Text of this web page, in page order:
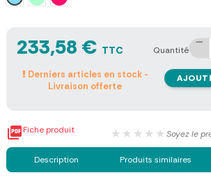
233,58 € TTC
Derniers articles en stock -
Livraison offerte
Quantité
Fiche produit ★★★★★ Soyez le
Description Produits similaires